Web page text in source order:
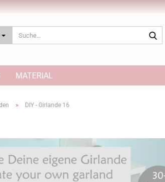
MATERIAL
» DIY - Girlande 16